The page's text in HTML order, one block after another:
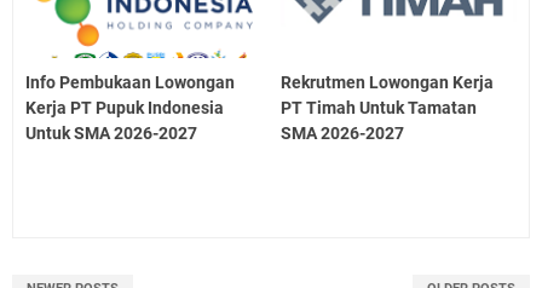
Info Pembukaan Lowongan
Kerja PT Pupuk Indonesia
Untuk SMA 2026-2027
Rekrutmen Lowongan Kerja
PT Timah Untuk Tamatan
SMA 2026-2027